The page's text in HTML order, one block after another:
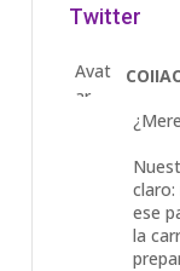
Twitter
Avat
ar
ese
la